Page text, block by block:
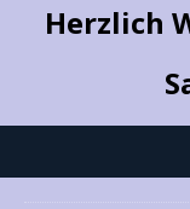
Herzlich